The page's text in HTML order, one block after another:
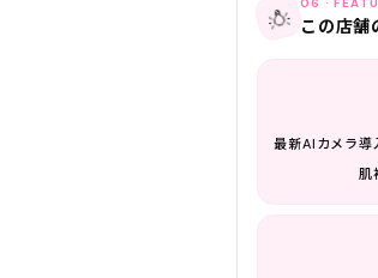
💡 この店舗
最新AIカメラ導
肌